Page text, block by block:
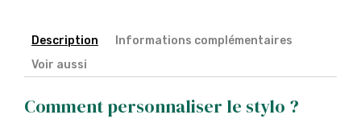
Description
Informations complémentaires
Voir aussi
Comment personnaliser le stylo ?